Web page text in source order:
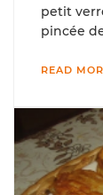
petit
pincée
READ